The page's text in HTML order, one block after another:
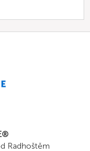
Radhoštěm